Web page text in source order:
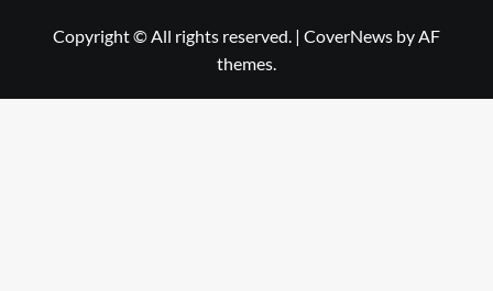
Copyright © All rights reserved. | CoverNews by AF
themes.